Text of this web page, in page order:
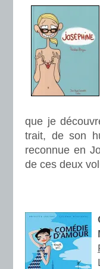
que je
trait, de son
reconnue en
de ces deux